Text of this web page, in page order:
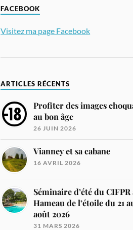
FACEBOOK
Visitez ma page Facebook
ARTICLES RÉCENTS
Profiter des images
au bon âge
26 JUIN 2026
Vianney et sa cabane
16 AVRIL 2026
Séminaire d’été du CIFPR
Hameau de l’étoile du 21
août 2026
31 MARS 2026